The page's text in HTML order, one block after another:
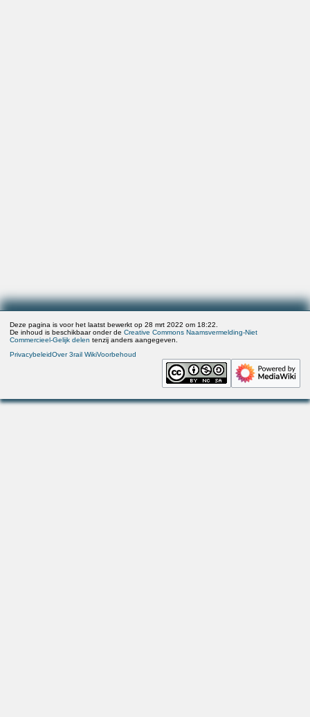
Deze pagina is voor het laatst bewerkt op 28 mrt 2022 om 18:22.
De inhoud is beschikbaar onder deCreative Commons Naamsvermelding-Niet
Commercieel-Gelijk delen tenzij anders aangegeven.
PrivacybeleidOver 3rail WikiVoorbehoud